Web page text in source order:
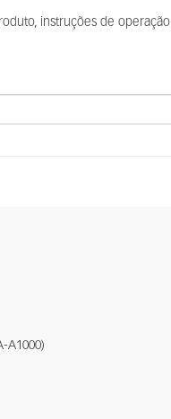
instruções de
A1000)